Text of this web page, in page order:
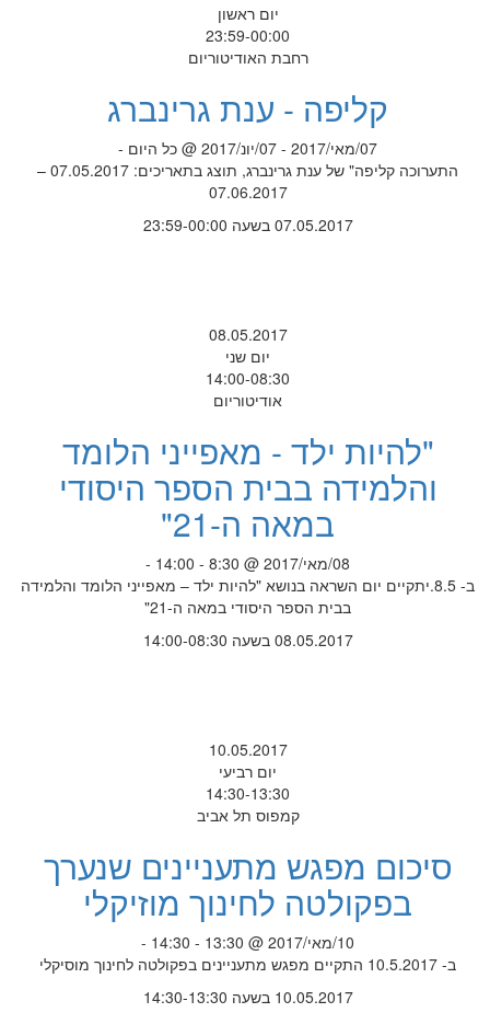
יום ראשון
23:59-00:00
רחבת האודיטוריום
קליפה - ענת גרינברג
07/מאי/2017 - 07/יונ/2017 @ כל היום -
התערוכה קליפה" של ענת גרינברג, תוצג בתאריכים: 07.05.2017 –
07.06.2017
07.05.2017 בשעה 23:59-00:00
08.05.2017
יום שני
14:00-08:30
אודיטוריום
"להיות ילד - מאפייני הלומד
והלמידה בבית הספר היסודי
במאה ה-21"
08/מאי/2017 @ 8:30 - 14:00 -
ב- 8.5.יתקיים יום השראה בנושא "להיות ילד – מאפייני הלומד והלמידה
בבית הספר היסודי במאה ה-21"
08.05.2017 בשעה 14:00-08:30
10.05.2017
יום רביעי
14:30-13:30
קמפוס תל אביב
סיכום מפגש מתעניינים שנערך
בפקולטה לחינוך מוזיקלי
10/מאי/2017 @ 13:30 - 14:30 -
ב- 10.5.2017 התקיים מפגש מתעניינים בפקולטה לחינוך מוסיקלי
10.05.2017 בשעה 14:30-13:30